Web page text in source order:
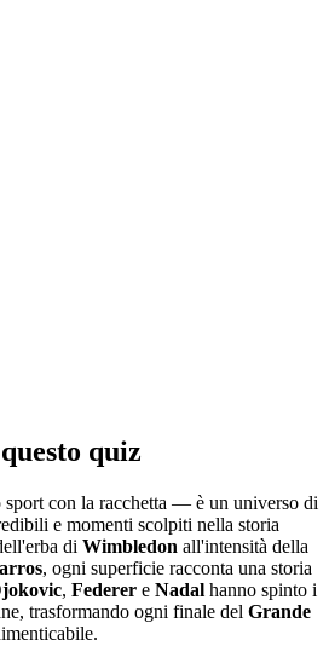
quiz
con la racchetta — è un universo di
e momenti scolpiti nella storia
di Wimbledon all'intensità della
, ogni superficie racconta una storia
, Federer e Nadal hanno spinto i
trasformando ogni finale del Grande